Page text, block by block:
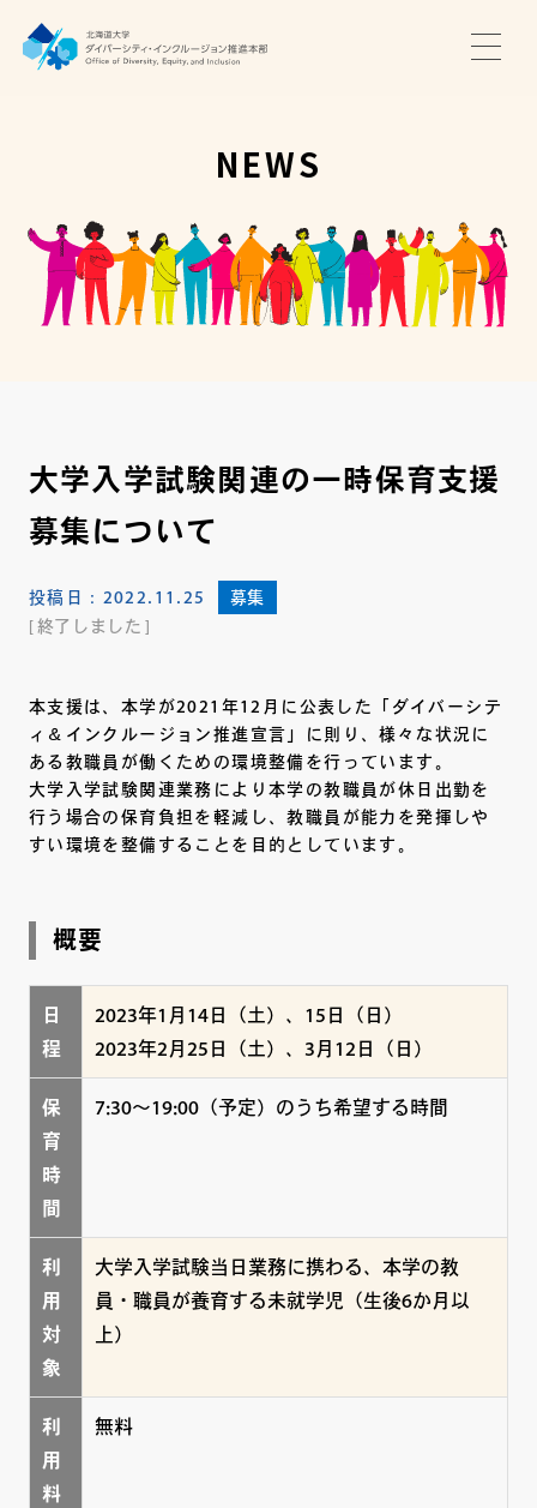
推進本部について
アクセス・お問い合わせ
NEWS
大学入学試験関連の一時保育支援
募集について
投稿日： 2022.11.25
募集
終了しました
本支援は、本学が2021年12月に公表した「ダイバーシテ
ィ＆インクルージョン推進宣言」に則り、様々な状況に
ある教職員が働くための環境整備を行っています。
大学入学試験関連業務により本学の教職員が休日出勤を
行う場合の保育負担を軽減し、教職員が能力を発揮しや
すい環境を整備することを目的としています。
概要
日
程
2023年1月14日（土）、15日（日）
2023年2月25日（土）、3月12日（日）
保
育
時
間
7:30～19:00（予定）のうち希望する時間
利
用
対
象
大学入学試験当日業務に携わる、本学の教
員・職員が養育する未就学児（生後6か月以
上）
利
用
料
無料